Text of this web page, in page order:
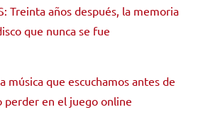
Treinta años después, la memoria
que nunca se fue
música que escuchamos antes de
perder en el juego online